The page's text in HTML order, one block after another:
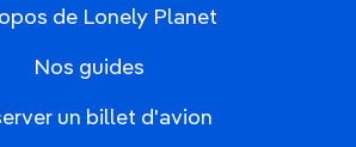
de Lonely Planet
Nos guides
un billet d'avion